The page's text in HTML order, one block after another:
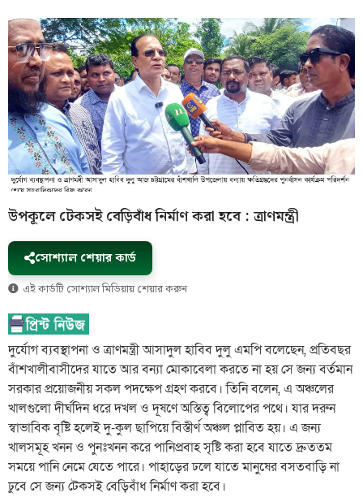
উপকূলে টেকসই বেড়িবাঁধ নির্মাণ করা হবে : ত্রাণমন্ত্রী
সোশ্যাল শেয়ার কার্ড
এই কার্ডটি সোশ্যাল মিডিয়ায় শেয়ার করুন
দুর্যোগ ব্যবস্থাপনা ও ত্রাণমন্ত্রী আসাদুল হাবিব দুলু এমপি বলেছেন, প্রতিবছর
বাঁশখালীবাসীদের যাতে আর বন্যা মোকাবেলা করতে না হয় সে জন্য বর্তমান
সরকার প্রয়োজনীয় সকল পদক্ষেপ গ্রহণ করবে। তিনি বলেন, এ অঞ্চলের
খালগুলো দীর্ঘদিন ধরে দখল ও দূষণে অস্তিত্ব বিলোপের পথে। যার দরুন
স্বাভাবিক বৃষ্টি হলেই দু-কুল ছাপিয়ে বিস্তীর্ণ অঞ্চল প্লাবিত হয়। এ জন্য
খালসমূহ খনন ও পুনঃখনন করে পানিপ্রবাহ সৃষ্টি করা হবে যাতে দ্রুততম
সময়ে পানি নেমে যেতে পারে। পাহাড়ের ঢলে যাতে মানুষের বসতবাড়ি না
ঢুবে সে জন্য টেকসই বেড়িবাঁধ নির্মাণ করা হবে।